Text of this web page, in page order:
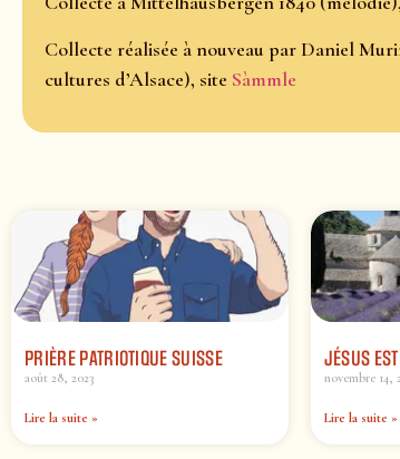
Collecte réalisée à nouveau par Daniel
cultures d’Alsace), site Sàmmle
PRIÈRE PATRIOTIQUE SUISSE
août 28, 2023
Lire la suite »
JÉSUS
novembre 14,
Lire la suite »